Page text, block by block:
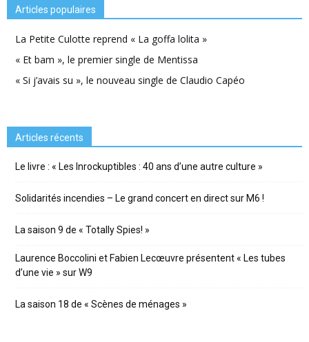
Articles populaires
La Petite Culotte reprend « La goffa lolita »
« Et bam », le premier single de Mentissa
« Si j’avais su », le nouveau single de Claudio Capéo
Articles récents
Le livre : « Les Inrockuptibles : 40 ans d’une autre culture »
Solidarités incendies – Le grand concert en direct sur M6 !
La saison 9 de « Totally Spies! »
Laurence Boccolini et Fabien Lecœuvre présentent « Les tubes
d’une vie » sur W9
La saison 18 de « Scènes de ménages »